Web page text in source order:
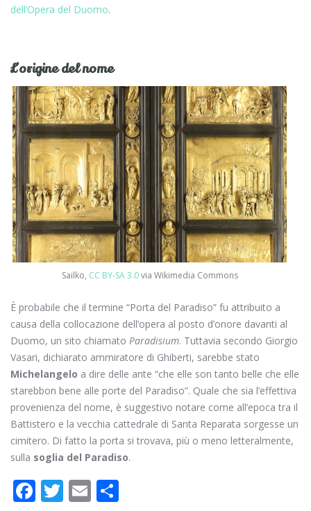
dell’Opera del Duomo.
L’origine del nome
Sailko, CC BY-SA 3.0via Wikimedia Commons
È probabile che il termine “Porta del Paradiso” fu attribuito a
causa della collocazione dell’opera al posto d’onore davanti al
Duomo, un sito chiamato Paradisium. Tuttavia secondo Giorgio
Vasari, dichiarato ammiratore di Ghiberti, sarebbe stato
Michelangelo a dire delle ante “che elle son tanto belle che elle
starebbon bene alle porte del Paradiso”. Quale che sia l’effettiva
provenienza del nome, è suggestivo notare come all’epoca tra il
Battistero e la vecchia cattedrale di Santa Reparata sorgesse un
cimitero. Di fatto la porta si trovava, più o meno letteralmente,
sulla soglia del Paradiso.
F T E